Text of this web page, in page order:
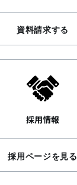
資料請求する
採用情報
採用ページを見る